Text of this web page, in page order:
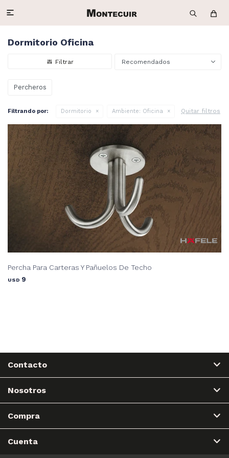

Dormitorio Oficina
Recomendados
Percheros
Filtrando por: Dormitorio Ambiente: Oficina Quitar filtros
Percha Para Carteras Y Pañuelos De Techo
USD 9
Contacto
Nosotros
Compra
Cuenta